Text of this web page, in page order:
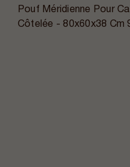
Pouf Méridienne Pour
Côtelée - 80x60x38 Cm